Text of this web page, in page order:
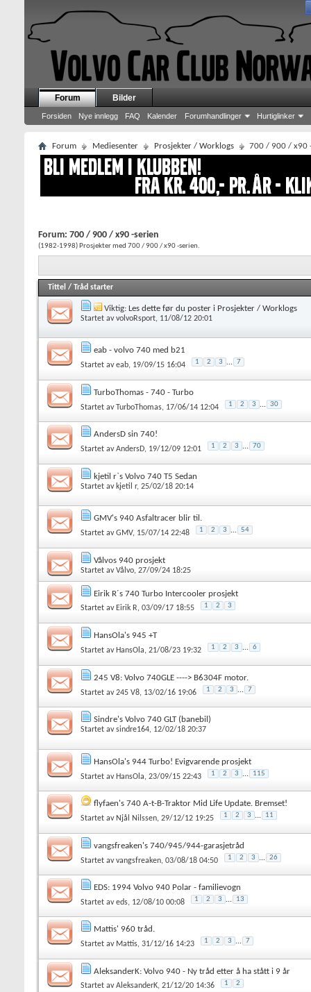
Forum
Forsiden Nye innlegg FAQ Kalender Forumhandlinger Hurtiglinker
Bilder
Forum Mediesenter Prosjekter / Worklogs 700 / 900 / x90
Forum: 700 / 900 / x90 -serien
(1982-1998) Prosjekter med 700 / 900 / x90 -serien.
Tittel / Tråd starter
Viktig: Les dette før du poster i Prosjekter / Worklogs
Startet avvolvoRsport, 11/08/12 20:01
eab - volvo 740 med b21
Startet aveab, 19/09/15 16:04 1 2 3 ... 7
TurboThomas - 740 - Turbo
Startet avTurboThomas, 17/06/14 12:04 1 2 3 ... 30
AndersD sin 740!
Startet avAndersD, 19/12/09 12:01 1 2 3 ... 70
kjetil r`s Volvo 740 T5 Sedan
Startet av kjetil r, 25/02/18 20:14
GMV's 940 Asfaltracer blir til.
Startet avGMV, 15/07/14 22:48 1 2 3 ... 54
Vålvos 940 prosjekt
Startet avVålvo, 27/09/24 18:25
Eirik R´s 740 Turbo Intercooler prosjekt
Startet av Eirik R, 03/09/17 18:55 1 2 3
HansOla's 945 +T
Startet av HansOla, 21/08/23 19:32 1 2 3 ... 6
245 V8: Volvo 740GLE ----> B6304F motor.
Startet av245 V8, 13/02/16 19:06 1 2 3 ... 7
Sindre's Volvo 740 GLT (banebil)
Startet avsindre164, 12/02/18 20:37
HansOla's 944 Turbo! Evigvarende prosjekt
Startet av HansOla, 23/09/15 22:43 1 2 3 ... 115
flyfaen's 740 A-t-B-Traktor Mid Life Update. Bremset!
Startet av Njål Nilssen, 29/12/12 19:25 1 2 3 ... 11
vangsfreaken's 740/945/944-garasjetråd
Startet avvangsfreaken, 03/08/18 04:50 1 2 3 ... 26
EDS: 1994 Volvo 940 Polar - familievogn
Startet aveds, 12/08/10 00:08 1 2 3 ... 13
Mattis' 960 tråd.
Startet av Mattis, 31/12/16 14:23 1 2 3 ... 7
AleksanderK: Volvo 940 - Ny tråd etter å ha stått i 9 år
Startet avAleksanderK, 21/12/20 14:36 1 2